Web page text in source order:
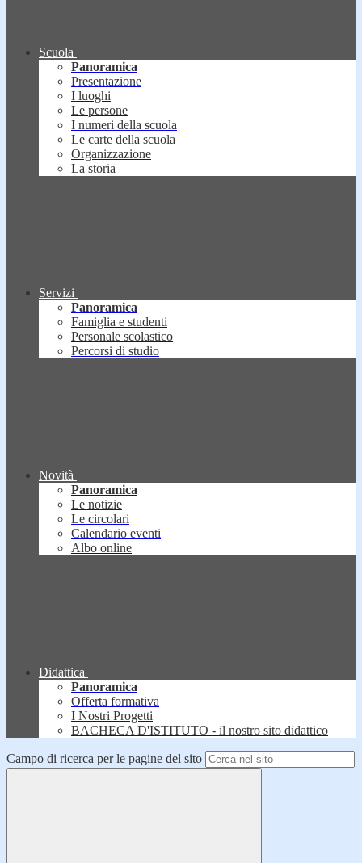
Scuola
Panoramica
Presentazione
I luoghi
Le persone
I numeri della scuola
Le carte della scuola
Organizzazione
La storia
Servizi
Panoramica
Famiglia e studenti
Personale scolastico
Percorsi di studio
Novità
Panoramica
Le notizie
Le circolari
Calendario eventi
Albo online
Didattica
Panoramica
Offerta formativa
I Nostri Progetti
BACHECA D'ISTITUTO - il nostro sito didattico
Campo di ricerca per le pagine del sito